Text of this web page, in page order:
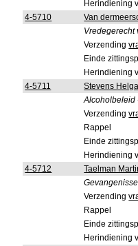
Herindiening
4-5710
Van
Vredegerecht
Verzending
Einde
Herindiening
4-5711
Stevens Helga
Alcoholbeleid
Verzending
Rappel
Einde
Herindiening
4-5712
Taelman
Verzending
Rappel
Einde
Herindiening